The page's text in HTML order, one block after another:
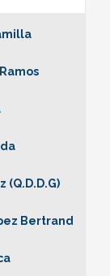
(Q.D.D.G)
Bertrand